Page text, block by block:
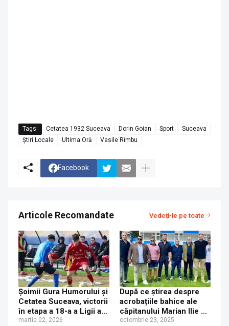
Tags: Cetatea 1932 Suceava Dorin Goian Sport
Suceava
Știri Locale
Ultima Oră Vasile Rîmbu
Facebook
Articole Recomandate Vedeți-le pe toate
Șoimii Gura Humorului și
Cetatea Suceava, victorii
în etapa a 18-a a Ligii a
III-a
martie 02, 2026
După ce știrea despre
acrobațiile bahice ale
căpitanului Marian Ilie a
făcut înconjurul țării,
octombrie 23, 2025